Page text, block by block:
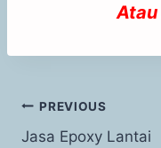
Atau
PREVIOUS
Jasa Epoxy Lantai